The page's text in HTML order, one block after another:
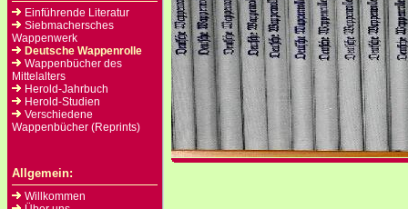
Einführende Literatur
Siebmachersches
Wappenwerk
Deutsche Wappenrolle
Wappenbücher des
Mittelalters
Herold-Jahrbuch
Herold-Studien
Verschiedene
Wappenbücher (Reprints)
Allgemein:
Willkommen